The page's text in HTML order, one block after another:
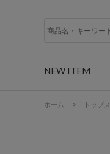
NEW ITEM
ホーム > トップス